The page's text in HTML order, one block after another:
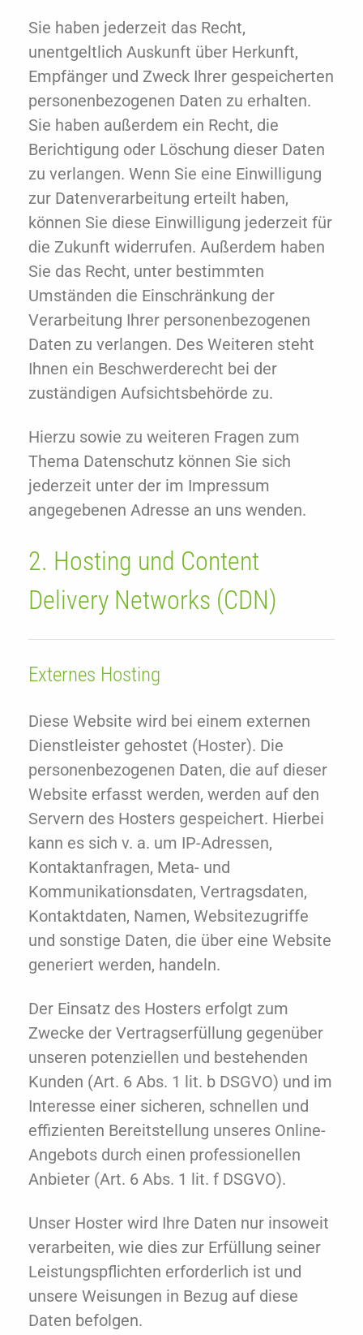
Sie haben jederzeit das Recht,
unentgeltlich Auskunft über Herkunft,
Empfänger und Zweck Ihrer gespeicherten
personenbezogenen Daten zu erhalten.
Sie haben außerdem ein Recht, die
Berichtigung oder Löschung dieser Daten
zu verlangen. Wenn Sie eine Einwilligung
zur Datenverarbeitung erteilt haben,
können Sie diese Einwilligung jederzeit für
die Zukunft widerrufen. Außerdem haben
Sie das Recht, unter bestimmten
Umständen die Einschränkung der
Verarbeitung Ihrer personenbezogenen
Daten zu verlangen. Des Weiteren steht
Ihnen ein Beschwerderecht bei der
zuständigen Aufsichtsbehörde zu.
Hierzu sowie zu weiteren Fragen zum
Thema Datenschutz können Sie sich
jederzeit unter der im Impressum
angegebenen Adresse an uns wenden.
2. Hosting und Content
Delivery Networks (CDN)
Externes Hosting
Diese Website wird bei einem externen
Dienstleister gehostet (Hoster). Die
personenbezogenen Daten, die auf dieser
Website erfasst werden, werden auf den
Servern des Hosters gespeichert. Hierbei
kann es sich v. a. um IP-Adressen,
Kontaktanfragen, Meta- und
Kommunikationsdaten, Vertragsdaten,
Kontaktdaten, Namen, Websitezugriffe
und sonstige Daten, die über eine Website
generiert werden, handeln.
Der Einsatz des Hosters erfolgt zum
Zwecke der Vertragserfüllung gegenüber
unseren potenziellen und bestehenden
Kunden (Art. 6 Abs. 1 lit. b DSGVO) und im
Interesse einer sicheren, schnellen und
effizienten Bereitstellung unseres Online-
Angebots durch einen professionellen
Anbieter (Art. 6 Abs. 1 lit. f DSGVO).
Unser Hoster wird Ihre Daten nur insoweit
verarbeiten, wie dies zur Erfüllung seiner
Leistungspflichten erforderlich ist und
unsere Weisungen in Bezug auf diese
Daten befolgen.